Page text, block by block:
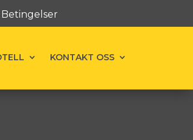
Betingelser
KONTAKT OSS